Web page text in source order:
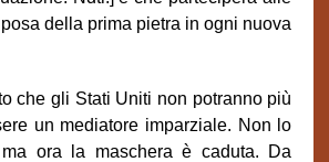
della prima pietra in ogni nuova
che gli Stati Uniti non potranno più
un mediatore imparziale. Non lo
ora la maschera è caduta. Da